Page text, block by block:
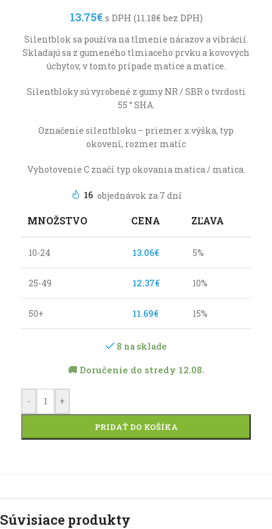
13.75€ s DPH (11.18€ bez DPH)
Silentblok sa používa na tlmenie nárazov a vibrácií.
Skladajú sa z gumeného tlmiaceho prvku a kovových
úchytov, v tomto prípade matice a matice.
Silentbloky sú vyrobené z gumy NR / SBR o tvrdosti
55 ° SHA.
Označenie silentbloku – priemer x výška, typ
okovení, rozmer matíc
Vyhotovenie C značí typ okovania matica / matica.
16
MNOŽSTVO CENA ZĽAVA
10-24 13.06€ 5%
25-49 12.37€ 10%
50+ 11.69€ 15%
8 na sklade
🚚 Doručenie do stredy 12.08.
- +
PRIDAŤ DO KOŠÍKA
Súvisiace produkty